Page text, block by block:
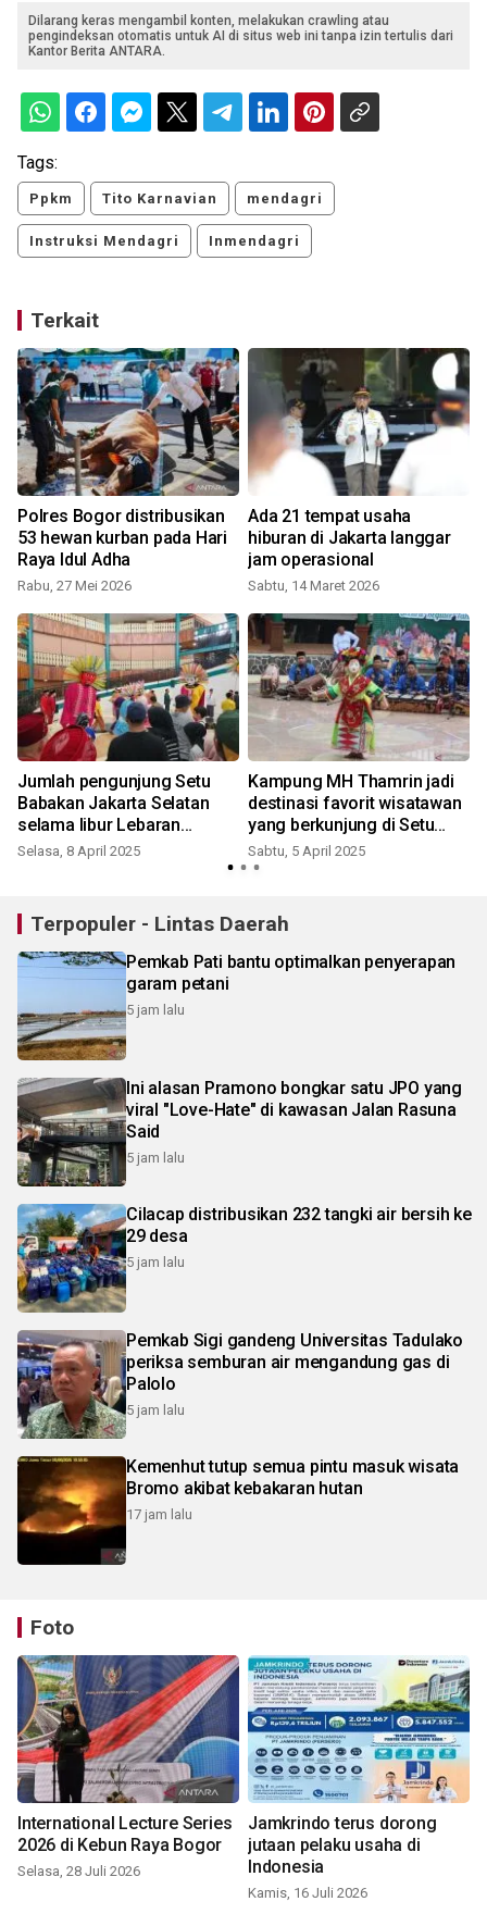
Dilarang keras mengambil konten, melakukan crawling atau
pengindeksan otomatis untuk AI di situs web ini tanpa izin tertulis dari
Kantor Berita ANTARA.
Tags:
Ppkm Tito Karnavian mendagri
Instruksi Mendagri Inmendagri
Terkait
Polres Bogor distribusikan
53 hewan kurban pada Hari
Raya Idul Adha
Rabu, 27 Mei 2026
Ada 21 tempat usaha
hiburan di Jakarta langgar
jam operasional
Sabtu, 14 Maret 2026
Jumlah pengunjung Setu
Babakan Jakarta Selatan
selama libur Lebaran
lampaui target
Selasa, 8 April 2025
Kampung MH Thamrin jadi
destinasi favorit wisatawan
yang berkunjung di Setu
Babakan
Sabtu, 5 April 2025
Terpopuler - Lintas Daerah
Pemkab Pati bantu optimalkan penyerapan
garam petani
5 jam lalu
Ini alasan Pramono bongkar satu JPO yang
viral "Love-Hate" di kawasan Jalan Rasuna
Said
5 jam lalu
Cilacap distribusikan 232 tangki air bersih ke
29 desa
5 jam lalu
Pemkab Sigi gandeng Universitas Tadulako
periksa semburan air mengandung gas di
Palolo
5 jam lalu
Kemenhut tutup semua pintu masuk wisata
Bromo akibat kebakaran hutan
17 jam lalu
Foto
International Lecture Series
2026 di Kebun Raya Bogor
Selasa, 28 Juli 2026
Jamkrindo terus dorong
jutaan pelaku usaha di
Indonesia
Kamis, 16 Juli 2026